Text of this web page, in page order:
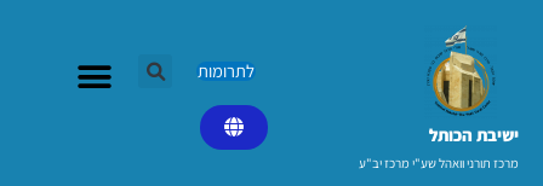
ישיבת הכותל​
מרכז תורני וואהל שע"י מרכז יב"ע
לתרומות